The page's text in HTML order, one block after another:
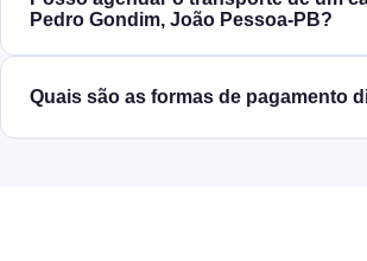
Pedro Gondim, João Pessoa‑PB?
Quais são as formas de pagamento